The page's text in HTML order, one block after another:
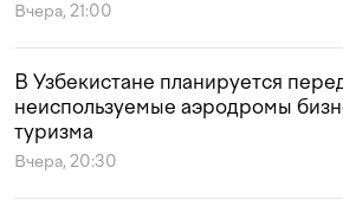
Вчера, 21:00
В Узбекистане планируется
неиспользуемые аэродромы
туризма
Вчера, 20:30